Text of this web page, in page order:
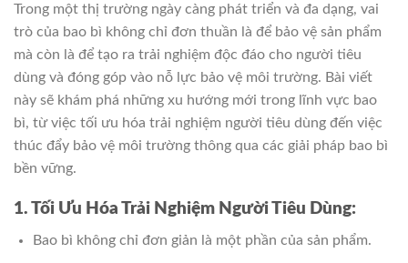
Trong một thị trường ngày càng phát triển và đa dạng, vai
trò của bao bì không chỉ đơn thuần là để bảo vệ sản phẩm
mà còn là để tạo ra trải nghiệm độc đáo cho người tiêu
dùng và đóng góp vào nỗ lực bảo vệ môi trường. Bài viết
này sẽ khám phá những xu hướng mới trong lĩnh vực bao
bì, từ việc tối ưu hóa trải nghiệm người tiêu dùng đến việc
thúc đẩy bảo vệ môi trường thông qua các giải pháp bao bì
bền vững.
1. Tối Ưu Hóa Trải Nghiệm Người Tiêu Dùng:
Bao bì không chỉ đơn giản là một phần của sản phẩm.